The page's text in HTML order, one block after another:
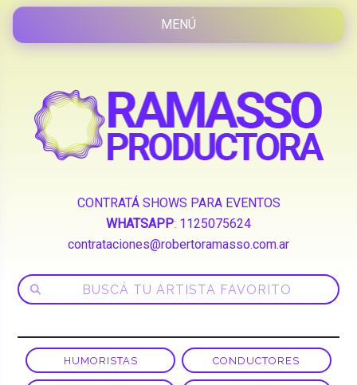
CONTRATÁ SHOWS PARA EVENTOS
WHATSAPP: 1125075624
contrataciones@robertoramasso.com.ar
HUMORISTAS CONDUCTORES